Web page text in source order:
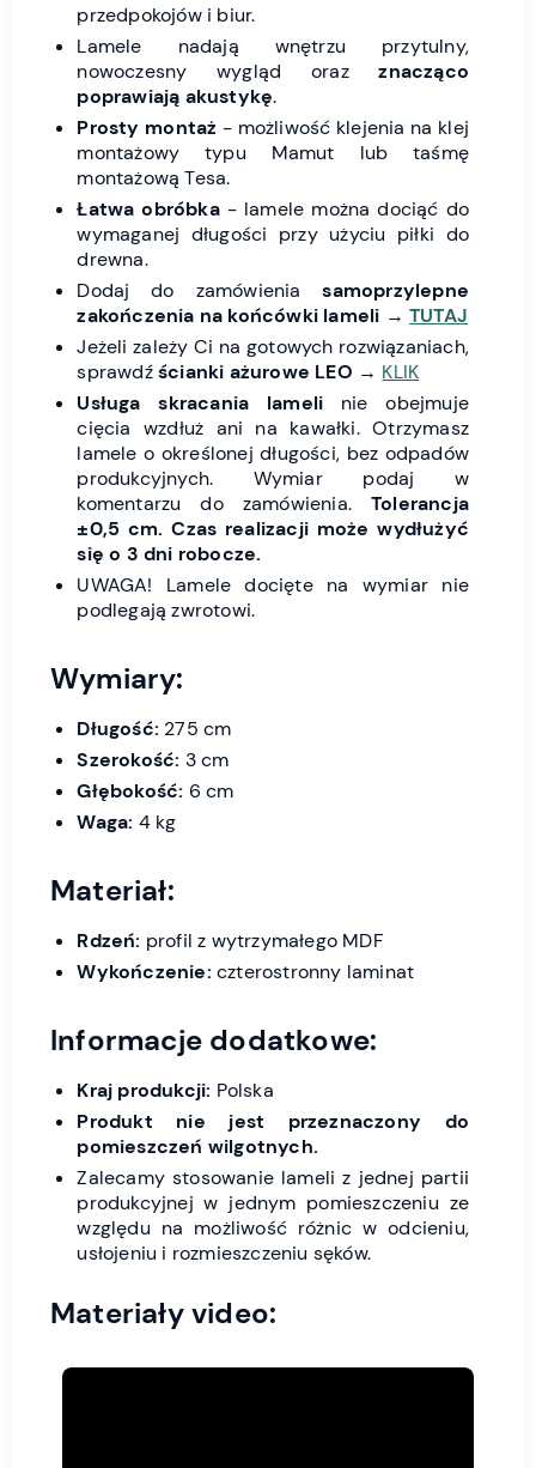
przedpokojów i biur.
Lamele nadają wnętrzu przytulny,
nowoczesny wygląd orazznacząco
poprawiają akustykę.
Prosty montaż - możliwość klejenia na klej
montażowy typu Mamut lub taśmę
montażową Tesa.
Łatwa obróbka- lamele można dociąć do
wymaganej długości przy użyciu piłki do
drewna.
Dodaj do zamówieniasamoprzylepne
zakończenia na końcówki lameli → TUTAJ
Jeżeli zależy Ci na gotowych rozwiązaniach,
sprawdźścianki ażurowe LEO → KLIK
Usługa skracania lameli nie obejmuje
cięcia wzdłuż ani na kawałki. Otrzymasz
lamele o określonej długości, bez odpadów
produkcyjnych. Wymiar podaj w
komentarzu do zamówienia. Tolerancja
±0,5 cm. Czas realizacji może wydłużyć
się o 3 dni robocze.
UWAGA! Lamele docięte na wymiar nie
podlegają zwrotowi.
Wymiary:
Długość: 275 cm
Szerokość: 3 cm
Głębokość: 6 cm
Waga: 4 kg
Materiał:
Rdzeń: profil z wytrzymałego MDF
Wykończenie: czterostronny laminat
Informacje dodatkowe:
Kraj produkcji: Polska
Produkt nie jest przeznaczony do
pomieszczeń wilgotnych.
Zalecamy stosowanie lameli z jednej partii
produkcyjnej w jednym pomieszczeniu ze
względu na możliwość różnic w odcieniu,
usłojeniu i rozmieszczeniu sęków.
Materiały video: